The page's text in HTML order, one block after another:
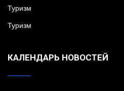
Туризм
Туризм
КАЛЕНДАРЬ НОВОСТЕЙ